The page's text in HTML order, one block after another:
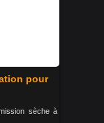
pour
sèche à